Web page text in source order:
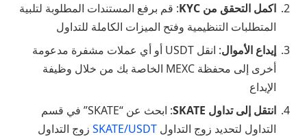
اكمل التحقق من KYC
: قم برفع المستندات المطلوبة لتلبية
المتطلبات التنظيمية وفتح الميزات الكاملة للتداول
إيداع الأموال
: انقل USDT أو أي عملات مشفرة مدعومة
أخرى إلى محفظة MEXC الخاصة بك من خلال وظيفة
الإيداع
انتقل إلى تداول SKATE
: ابحث عن “SKATE” في قسم
التداول لتحديد زوج التداول SKATE/USDT زوج التداول